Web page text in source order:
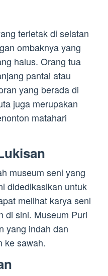
terletak di selatan
ombaknya yang
halus. Orang tua
pantai atau
yang berada di
juga merupakan
matahari
museum seni yang
didedikasikan untuk
melihat karya seni
di sini. Museum Puri
yang indah dan
ke sawah.